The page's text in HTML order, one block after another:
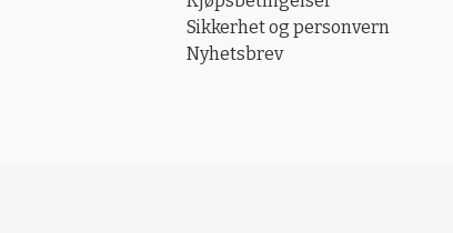
Sikkerhet og personvern
Nyhetsbrev